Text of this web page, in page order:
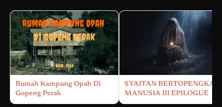
Rumah Kampung Opah Di
Gopeng Perak
SYAITAN BERTOPENGKAN
MANUSIA III EPILOGUE